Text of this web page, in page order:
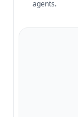
agents.